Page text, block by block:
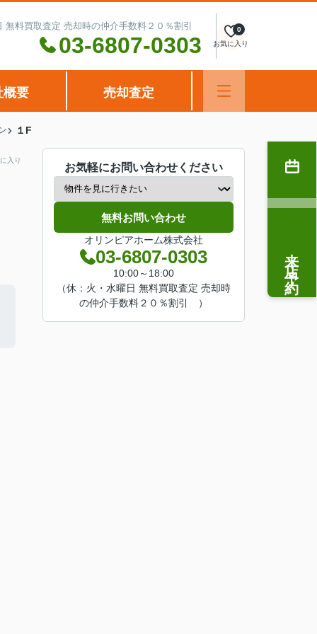
料買取査定 売却時の仲介手数料２０％割引
03-6807-0303 お気に入り
0
概要 売却査定
１F
入り
お気軽にお問い合わせください
無料お問い合わせ
オリンピアホーム株式会社
03-6807-0303
10:00～18:00
（休：火・水曜日 無料買取査定 売却時
の仲介手数料２０％割引 ）
来店予約